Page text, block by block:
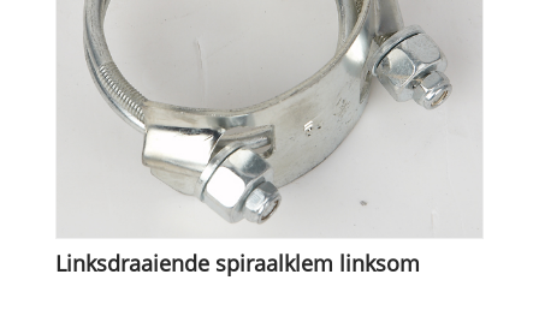
Linksdraaiende spiraalklem linksom